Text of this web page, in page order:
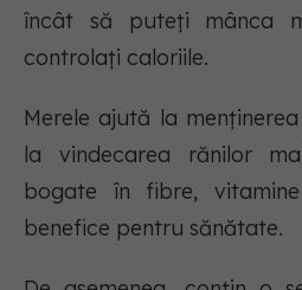
încât să puteți mânca
controlați caloriile.
Merele ajută la
la vindecarea rănilor
bogate în fibre,
benefice pentru sănătate.